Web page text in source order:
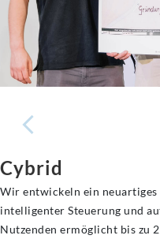
Cybrid
Wir entwickeln ein
intelligenter Steuerung und
Nutzenden ermöglicht bis zu